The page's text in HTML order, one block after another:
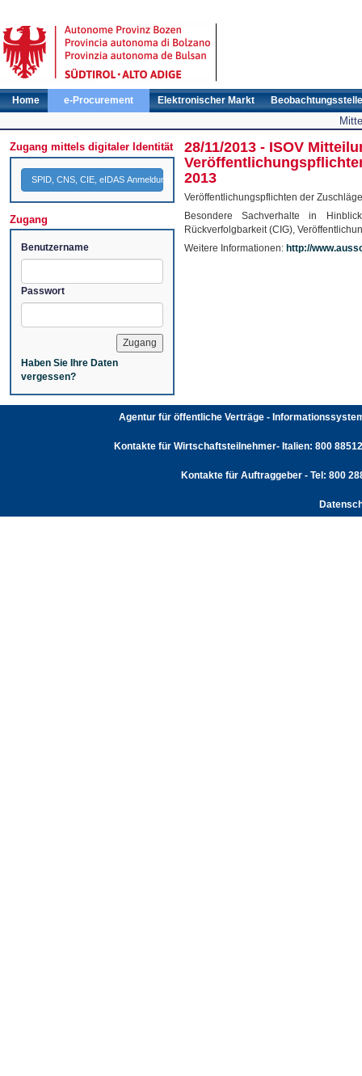
Home e-Procurement Elektronischer Markt Beobachtungsstelle
Zugang mittels digitaler Identität
SPID, CNS, CIE, eIDAS Anmeldung
Zugang
Benutzername
Passwort
Haben Sie Ihre Daten
vergessen?
28/11/2013 - ISOV
2013
Veröffentlichungspflichten der
Besondere Sachverhalte in
Rückverfolgbarkeit (CIG),
Weitere Informationen: http://
Agentur für öffentliche Verträge -
Kontakte für Wirtschaftsteilnehmer- Italien: 800
Kontakte für Auftraggeber - Tel: 800